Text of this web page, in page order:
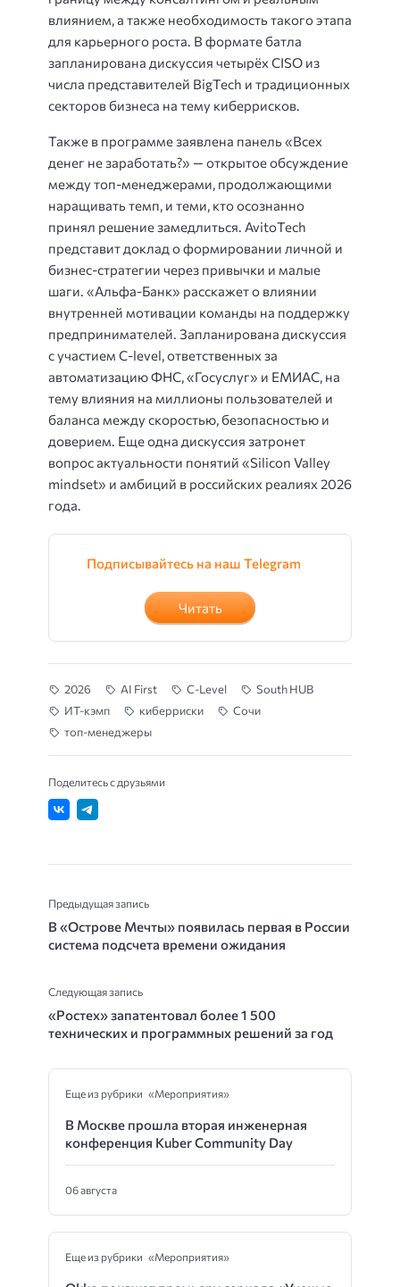
влиянием, а также необходимость такого этапа
для карьерного роста. В формате батла
запланирована дискуссия четырёх CISO из
числа представителей BigTech и традиционных
секторов бизнеса на тему киберрисков.
Также в программе заявлена панель «Всех
денег не заработать?» — открытое обсуждение
между топ-менеджерами, продолжающими
наращивать темп, и теми, кто осознанно
принял решение замедлиться. AvitoTech
представит доклад о формировании личной и
бизнес-стратегии через привычки и малые
шаги. «Альфа-Банк» расскажет о влиянии
внутренней мотивации команды на поддержку
предпринимателей. Запланирована дискуссия
с участием C-level, ответственных за
автоматизацию ФНС, «Госуслуг» и ЕМИАС, на
тему влияния на миллионы пользователей и
баланса между скоростью, безопасностью и
доверием. Еще одна дискуссия затронет
вопрос актуальности понятий «Silicon Valley
mindset» и амбиций в российских реалиях 2026
года.
Подписывайтесь на наш Telegram
Читать
2026 AI First C-Level
South HUB
ИТ-кэмп
киберриски
Сочи
топ-менеджеры
Поделитесь с друзьями
Предыдущая запись
В «Острове Мечты» появилась первая в России
система подсчета времени ожидания
Следующая запись
«Ростех» запатентовал более 1 500
технических и программных решений за год
Еще из рубрики «Мероприятия»
В Москве прошла вторая инженерная
конференция Kuber Community Day
06 августа
Еще из рубрики «Мероприятия»